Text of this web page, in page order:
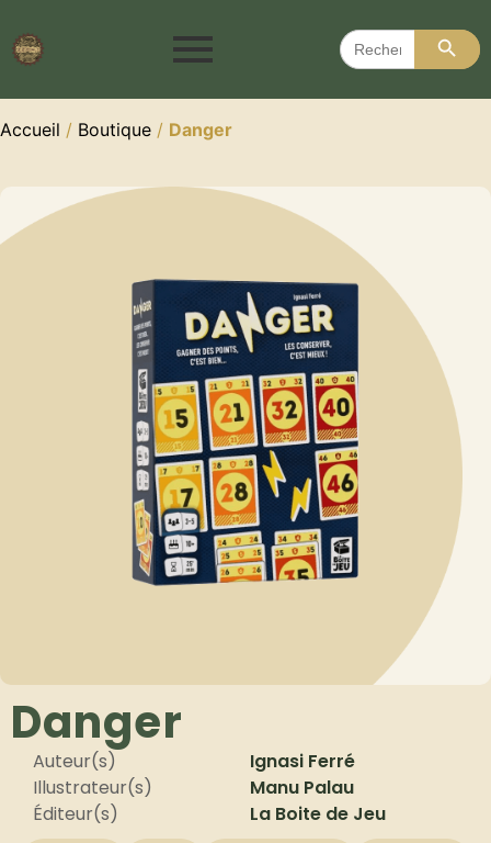
Search
for:
Search
Accueil / Boutique / Danger
Danger
Auteur(s)
Ignasi Ferré
Illustrateur(s)
Manu Palau
Éditeur(s)
La Boite de Jeu